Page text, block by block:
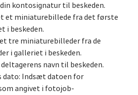
kontosignatur til beskeden.
et miniaturebillede fra det første
i beskeden.
tre miniaturebilleder fra de
i galleriet i beskeden.
navn til beskeden.
dato: Indsæt datoen for
angivet i fotojob-